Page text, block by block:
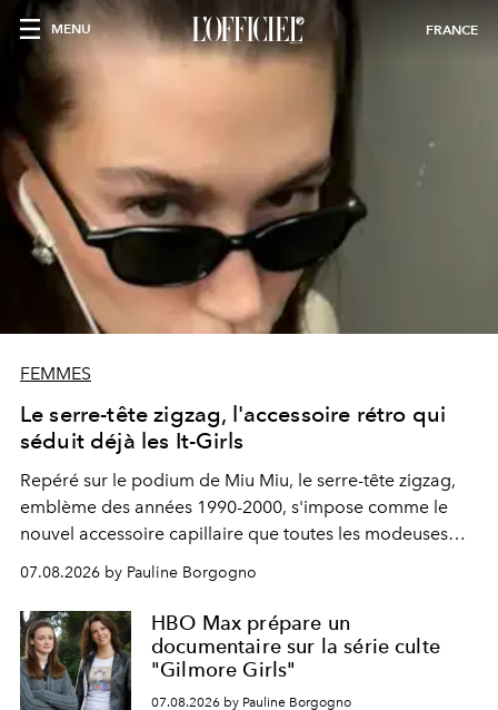
MENU FRANCE
FEMMES
Le serre-tête zigzag, l'accessoire rétro qui
séduit déjà les It-Girls
Repéré sur le podium de Miu Miu, le serre-tête zigzag,
emblème des années 1990-2000, s'impose comme le
nouvel accessoire capillaire que toutes les modeuses
s'arrachent déjà.
07.08.2026 by Pauline Borgogno
HBO Max prépare un
documentaire sur la série culte
"Gilmore Girls"
07.08.2026 by Pauline Borgogno